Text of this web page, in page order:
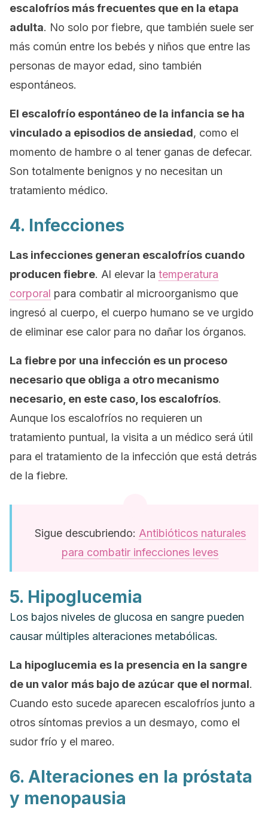
escalofríos más frecuentes que en la etapa
adulta. No solo por fiebre, que también suele ser
más común entre los bebés y niños que entre las
personas de mayor edad, sino también
espontáneos.
El escalofrío espontáneo de la infancia se ha
vinculado a episodios de ansiedad, como el
momento de hambre o al tener ganas de defecar.
Son totalmente benignos y no necesitan un
tratamiento médico.
4. Infecciones
Las infecciones generan escalofríos cuando
producen fiebre. Al elevar la temperatura
corporal para combatir al microorganismo que
ingresó al cuerpo, el cuerpo humano se ve urgido
de eliminar ese calor para no dañar los órganos.
La fiebre por una infección es un proceso
necesario que obliga a otro mecanismo
necesario, en este caso, los escalofríos.
Aunque los escalofríos no requieren un
tratamiento puntual, la visita a un médico será útil
para el tratamiento de la infección que está detrás
de la fiebre.
Sigue descubriendo: Antibióticos naturales
para combatir infecciones leves
5. Hipoglucemia
Los bajos niveles de glucosa en sangre pueden
causar múltiples alteraciones metabólicas.
La hipoglucemia es la presencia en la sangre
de un valor más bajo de azúcar que el normal.
Cuando esto sucede aparecen escalofríos junto a
otros síntomas previos a un desmayo, como el
sudor frío y el mareo.
6. Alteraciones en la próstata
y menopausia